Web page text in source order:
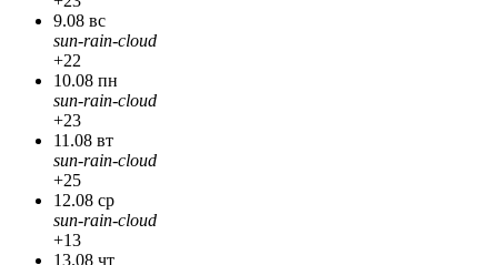
9.08 вс
sun-rain-cloud
+22
10.08 пн
sun-rain-cloud
+23
11.08 вт
sun-rain-cloud
+25
12.08 ср
sun-rain-cloud
+13
13.08 чт